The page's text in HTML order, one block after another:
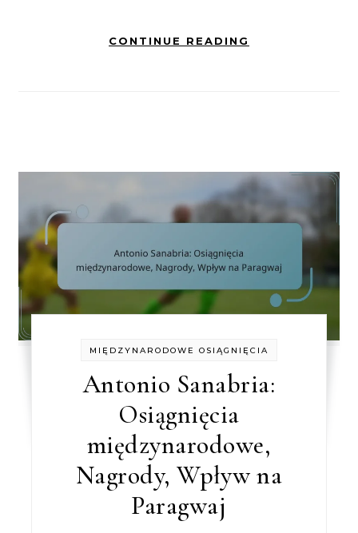
CONTINUE READING
MIĘDZYNARODOWE OSIĄGNIĘCIA
Antonio Sanabria:
Osiągnięcia
międzynarodowe,
Nagrody, Wpływ na
Paragwaj